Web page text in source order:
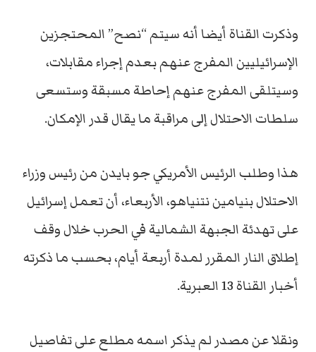
وذكرت القناة أيضا أنه سيتم “نصح” المحتجزين
الإسرائيليين المفرج عنهم بعدم إجراء مقابلات،
وسيتلقى المفرج عنهم إحاطة مسبقة وستسعى
سلطات الاحتلال إلى مراقبة ما يقال قدر الإمكان.
هذا وطلب الرئيس الأمريكي جو بايدن من رئيس وزراء
الاحتلال بنيامين نتنياهو، الأربعاء، أن تعمل إسرائيل
على تهدئة الجبهة الشمالية في الحرب خلال وقف
إطلاق النار المقرر لمدة أربعة أيام، بحسب ما ذكرته
أخبار القناة 13 العبرية.
ونقلا عن مصدر لم يذكر اسمه مطلع على تفاصيل